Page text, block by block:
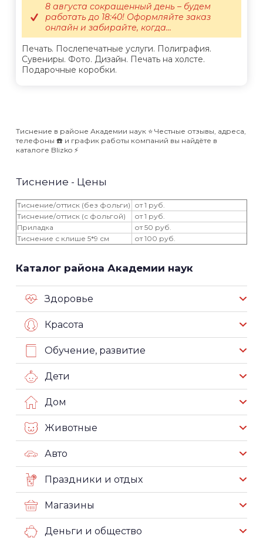
Печать. Послепечатные услуги. Полиграфия.
Сувениры. Фото. Дизайн. Печать на холсте.
Подарочные коробки.
8 августа сокращенный день – будем
работать до 18:40! Оформляйте заказ
онлайн и забирайте, когда...
Тиснение в районе Академии наук ⭐️ Честные отзывы, адреса,
телефоны ☎️ и график работы компаний вы найдёте в
каталоге Blizko ⚡️
Тиснение - Цены
Тиснение/оттиск (без фольги) от 1 руб.
Тиснение/оттиск (с фольгой)
от 1 руб.
Приладка
от 50 руб.
Тиснение с клише 5*9 см
от 100 руб.
Каталог района Академии наук
Здоровье
Красота
Обучение, развитие
Дети
Дом
Животные
Авто
Праздники и отдых
Магазины
Деньги и общество